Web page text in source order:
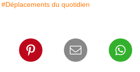
#Déplacements du quotidien